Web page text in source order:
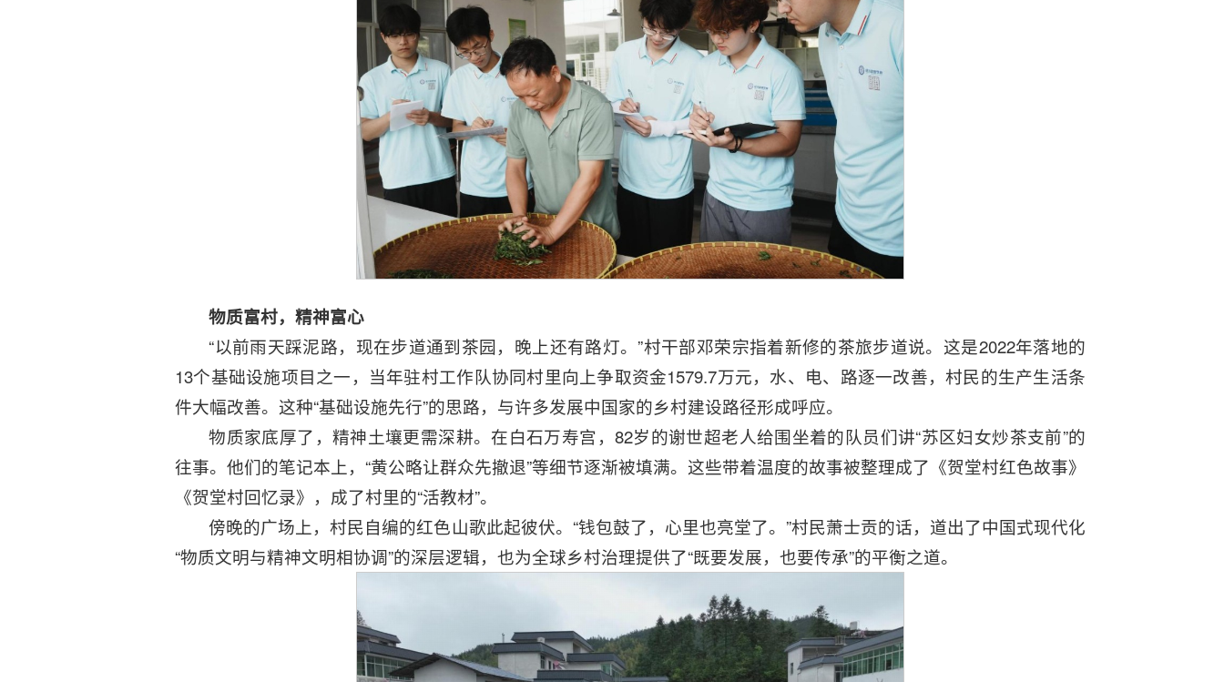
物质富村，精神富心
“以前雨天踩泥路，现在步道通到茶园，晚上还有路灯。”村干部邓荣宗指着新修的茶旅步道说。这是2022年落地的
13个基础设施项目之一，当年驻村工作队协同村里向上争取资金1579.7万元，水、电、路逐一改善，村民的生产生活条
件大幅改善。这种“基础设施先行”的思路，与许多发展中国家的乡村建设路径形成呼应。
物质家底厚了，精神土壤更需深耕。在白石万寿宫，82岁的谢世超老人给围坐着的队员们讲“苏区妇女炒茶支前”的
往事。他们的笔记本上，“黄公略让群众先撤退”等细节逐渐被填满。这些带着温度的故事被整理成了《贺堂村红色故事》
《贺堂村回忆录》，成了村里的“活教材”。
傍晚的广场上，村民自编的红色山歌此起彼伏。“钱包鼓了，心里也亮堂了。”村民萧士贡的话，道出了中国式现代化
“物质文明与精神文明相协调”的深层逻辑，也为全球乡村治理提供了“既要发展，也要传承”的平衡之道。